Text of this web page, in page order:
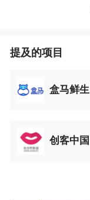
提及的项目
盒马鲜生
创客中国